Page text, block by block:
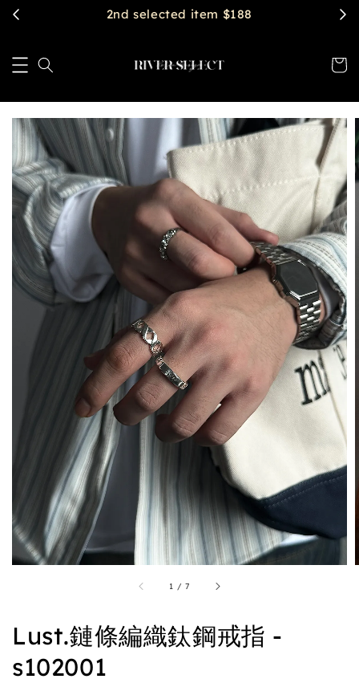
2nd selected item $188
1 /7
Lust.鏈條編織鈦鋼戒指 -
s102001